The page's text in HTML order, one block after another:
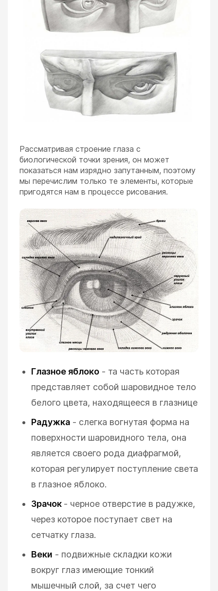
ESC
Рассматривая строение глаза с
биологической точки зрения, он может
показаться нам изрядно запутанным, поэтому
мы перечислим только те элементы, которые
пригодятся нам в процессе рисования.
Глазное яблоко - та часть которая
представляет собой шаровидное тело
белого цвета, находящееся в глазнице
Радужка - слегка вогнутая форма на
поверхности шаровидного тела, она
является своего рода диафрагмой,
которая регулирует поступление света
в глазное яблоко.
Зрачок - черное отверстие в радужке,
через которое поступает свет на
сетчатку глаза.
Веки - подвижные складки кожи
вокруг глаз имеющие тонкий
мышечный слой, за счет чего